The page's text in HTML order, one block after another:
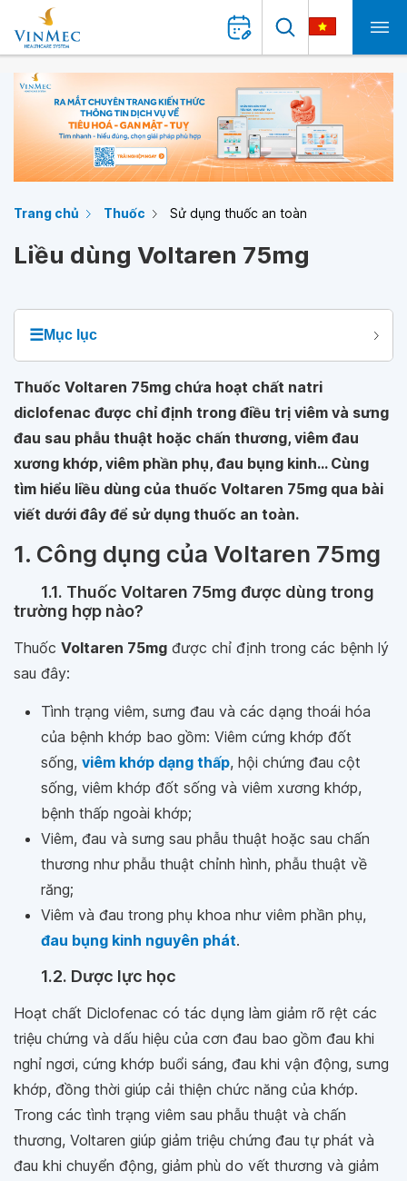
Trang chủ Thuốc Sử dụng thuốc an toàn
Liều dùng Voltaren 75mg
☰Mục lục
Thuốc Voltaren 75mg chứa hoạt chất natri
diclofenac được chỉ định trong điều trị viêm và sưng
đau sau phẫu thuật hoặc chấn thương, viêm đau
xương khớp, viêm phần phụ, đau bụng kinh... Cùng
tìm hiểu liều dùng của thuốc Voltaren 75mg qua bài
viết dưới đây để sử dụng thuốc an toàn.
1. Công dụng của Voltaren 75mg
1.1. Thuốc Voltaren 75mg được dùng trong
trường hợp nào?
Thuốc Voltaren 75mg được chỉ định trong các bệnh lý
sau đây:
Tình trạng viêm, sưng đau và các dạng thoái hóa
của bệnh khớp bao gồm: Viêm cứng khớp đốt
sống, viêm khớp dạng thấp, hội chứng đau cột
sống, viêm khớp đốt sống và viêm xương khớp,
bệnh thấp ngoài khớp;
Viêm, đau và sưng sau phẫu thuật hoặc sau chấn
thương như phẫu thuật chỉnh hình, phẫu thuật về
răng;
Viêm và đau trong phụ khoa như viêm phần phụ,
đau bụng kinh nguyên phát.
1.2. Dược lực học
Hoạt chất Diclofenac có tác dụng làm giảm rõ rệt các
triệu chứng và dấu hiệu của cơn đau bao gồm đau khi
nghỉ ngơi, cứng khớp buổi sáng, đau khi vận động, sưng
khớp, đồng thời giúp cải thiện chức năng của khớp.
Trong các tình trạng viêm sau phẫu thuật và chấn
thương, Voltaren giúp giảm triệu chứng đau tự phát và
đau khi chuyển động, giảm phù do vết thương và giảm